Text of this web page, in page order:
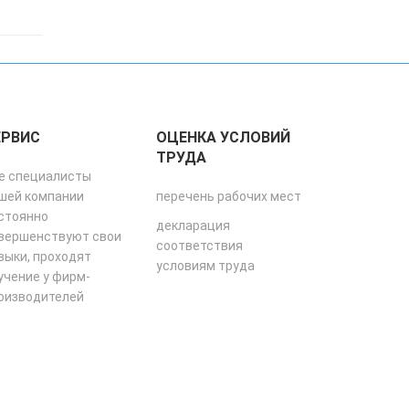
специалисты
компании
свои
проходят
у фирм-
ОЦЕНКА УСЛОВИЙ
ТРУДА
перечень рабочих мест
декларация
соответствия
условиям труда